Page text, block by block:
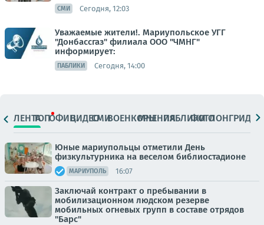
СМИ Сегодня, 12:03
Уважаемые жители!. Мариупольское УГГ
"Донбассгаз" филиала ООО "ЧМНГ"
информирует:
ПАБЛИКИ Сегодня, 14:00
ЛЕНТАТОПОФИЦ.ВИДЕОСМИВОЕНКОРЫМНЕНИЯПАБЛИКИ
ФОТОЛОНГРИДЫ
Юные мариупольцы отметили День
физкультурника на веселом библиостадионе
МАРИУПОЛЬ 16:07
Заключай контракт о пребывании в
мобилизационном людском резерве
мобильных огневых групп в составе отрядов
"Барс"